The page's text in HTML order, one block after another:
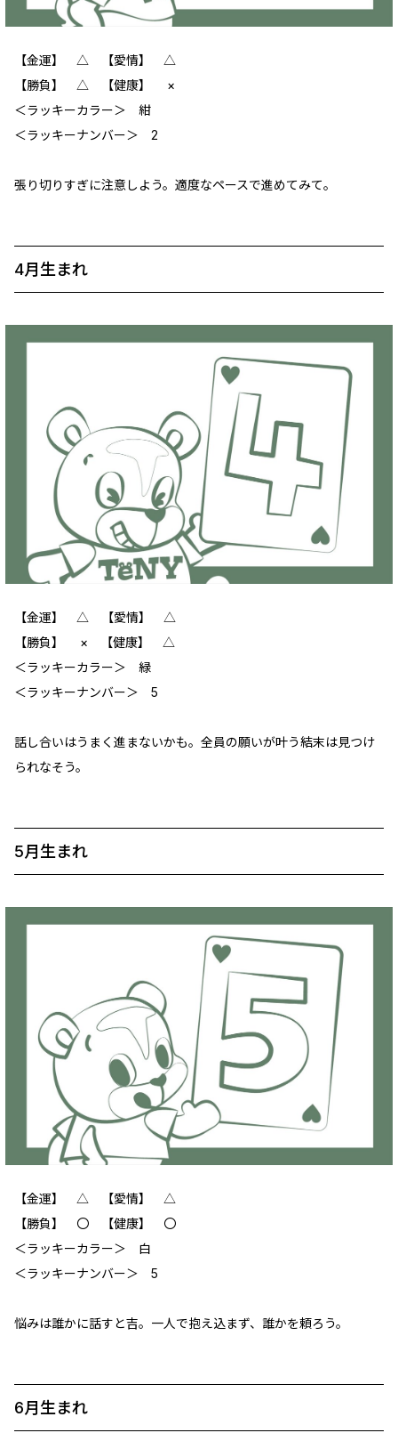
【金運】 △ 【愛情】 △
【勝負】 △ 【健康】 ×
＜ラッキーカラー＞ 紺
＜ラッキーナンバー＞ 2
張り切りすぎに注意しよう。適度なペースで進めてみて。
4月生まれ
【金運】 ‪‪△ 【愛情】 △
【勝負】 × 【健康】 △
＜ラッキーカラー＞ 緑
＜ラッキーナンバー＞ 5
話し合いはうまく進まないかも。全員の願いが叶う結末は見つけ
られなそう。
5月生まれ
【金運】 ‪‪△ 【愛情】 △
【勝負】 〇 【健康】 〇
＜ラッキーカラー＞ 白
＜ラッキーナンバー＞ 5
悩みは誰かに話すと吉。一人で抱え込まず、誰かを頼ろう。
6月生まれ